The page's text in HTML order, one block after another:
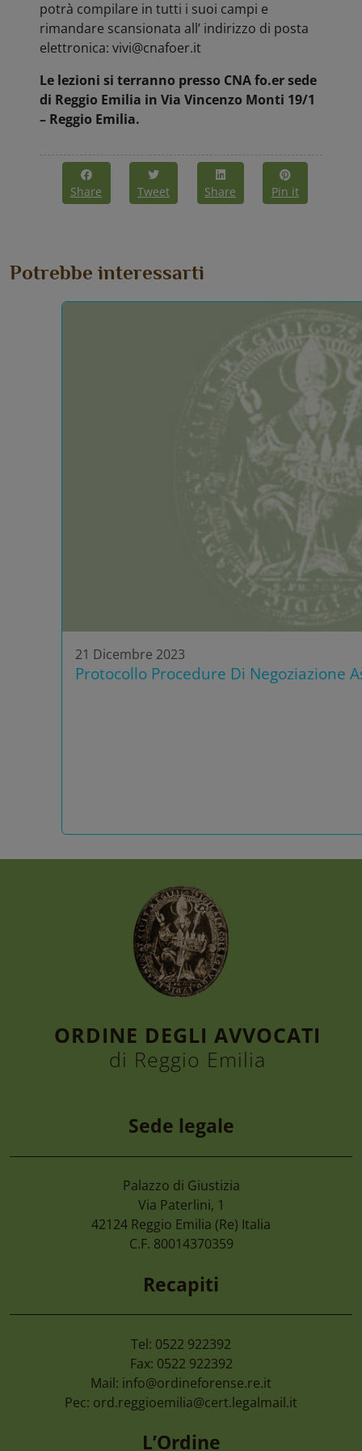
potrà compilare in tutti i suoi campi e
rimandare scansionata all’ indirizzo di posta
elettronica: vivi@cnafoer.it
Le lezioni si terranno presso CNA fo.er sede
di Reggio Emilia in Via Vincenzo Monti 19/1
– Reggio Emilia.
Share Tweet Share Pin it
Potrebbe interessarti
21 Dicembre 2023
Protocollo Procedure Di Negoziazione
4 Agosto 2026
Cimone 2027 59° Campionato
Magistrati
ORDINE DEGLI AVVOCATI
di Reggio Emilia
Sede legale
Palazzo di Giustizia
Via Paterlini, 1
42124 Reggio Emilia (Re) Italia
C.F. 80014370359
Recapiti
Tel: 0522 922392
Fax: 0522 922392
Mail: info@ordineforense.re.it
Pec: ord.reggioemilia@cert.legalmail.it
L’Ordine